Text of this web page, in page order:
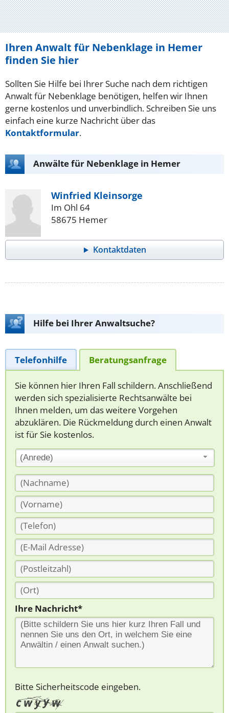
Ihren Anwalt für Nebenklage in Hemer
finden Sie hier
Sollten Sie Hilfe bei Ihrer Suche nach dem richtigen
Anwalt für Nebenklage benötigen, helfen wir Ihnen
gerne kostenlos und unverbindlich. Schreiben Sie uns
einfach eine kurze Nachricht über das
Kontaktformular.
Anwälte für Nebenklage in Hemer
Winfried Kleinsorge
Im Ohl 64
58675 Hemer
Kontaktdaten
Hilfe bei Ihrer Anwaltsuche?
Telefonhilfe Beratungsanfrage
Sie können hier Ihren Fall schildern. Anschließend
werden sich spezialisierte Rechtsanwälte bei
Ihnen melden, um das weitere Vorgehen
abzuklären. Die Rückmeldung durch einen Anwalt
ist für Sie kostenlos.
(Anrede)
Ihre Nachricht*
Bitte Sicherheitscode eingeben.